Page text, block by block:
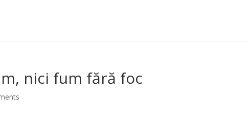
nici fum fără foc